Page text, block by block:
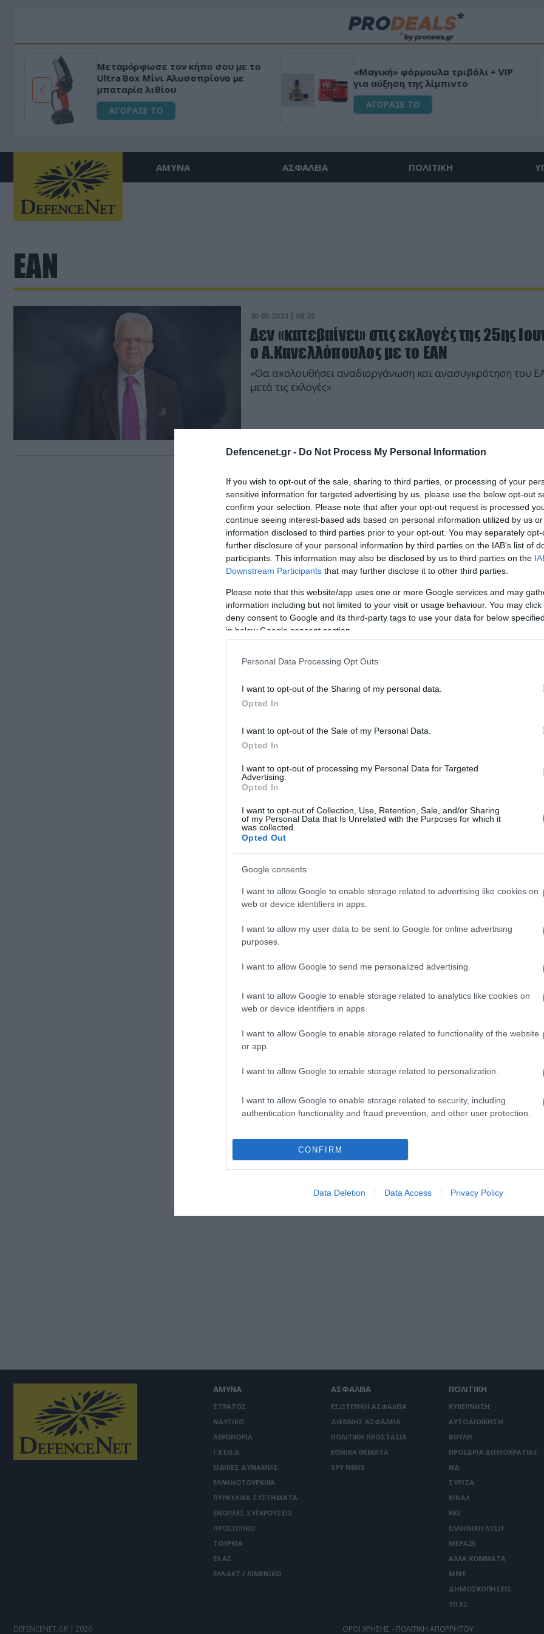
Defencenet.gr - Do Not Process My Personal Information
If you wish to opt-out of the sale, sharing to third parties, or processing of your
sensitive information for targeted advertising by us, please use the below opt-out
confirm your selection. Please note that after your opt-out request is processed
continue seeing interest-based ads based on personal information utilized by us
information disclosed to third parties prior to your opt-out. You may separately
further disclosure of your personal information by third parties on the IAB’s list of
participants. This information may also be disclosed by us to third parties on the
Downstream Participants that may further disclose it to other third parties.
Please note that this website/app uses one or more Google services and may
information including but not limited to your visit or usage behaviour. You may
deny consent to Google and its third-party tags to use your data for below
in below Google consent section.
Personal Data Processing Opt Outs
I want to opt-out of the Sharing of my personal data.
Opted In
I want to opt-out of the Sale of my Personal Data.
Opted In
I want to opt-out of processing my Personal Data for Targeted
Advertising.
Opted In
I want to opt-out of Collection, Use, Retention, Sale, and/or Sharing
of my Personal Data that Is Unrelated with the Purposes for which it
was collected.
Opted Out
Google consents
I want to allow Google to enable storage related to advertising like cookies on
web or device identifiers in apps.
I want to allow my user data to be sent to Google for online advertising
purposes.
I want to allow Google to send me personalized advertising.
I want to allow Google to enable storage related to analytics like cookies on
web or device identifiers in apps.
I want to allow Google to enable storage related to functionality of the website
or app.
I want to allow Google to enable storage related to personalization.
I want to allow Google to enable storage related to security, including
authentication functionality and fraud prevention, and other user protection.
CONFIRM
Data Deletion Data Access Privacy Policy
Μεταμόρφωσε τον κήπο σου με το
Ultra Box Μίνι Αλυσοπρίονο με
μπαταρία λιθίου
ΑΓΟΡΑΣΕ ΤΟ
«Μαγική» φόρμουλα τριβόλι + VIP
για αύξηση της λίμπιντο
ΑΓΟΡΑΣΕ ΤΟ
ΑΜΥΝΑ ΑΣΦΑΛΕΙΑ ΠΟΛΙΤΙΚΗ
ΕΑΝ
30.05.2023 | 08:25
Δεν «κατεβαίνει» στις εκλογές της 25ης
ο Α.Κανελλόπουλος με το ΕΑΝ
«Θα ακολουθήσει αναδιοργάνωση και ανασυγκρότηση του
μετά τις εκλογές»
ΑΜΥΝΑ
ΣΤΡΑΤΟΣ
ΝΑΥΤΙΚΟ
ΑΕΡΟΠΟΡΙΑ
Γ.Ε.ΕΘ.Α
ΕΙΔΙΚΕΣ ΔΥΝΑΜΕΙΣ
ΕΛΛΗΝΟΤΟΥΡΚΙΚΑ
ΠΥΡΑΥΛΙΚΑ ΣΥΣΤΗΜΑΤΑ
ΕΝΟΠΛΕΣ ΣΥΓΚΡΟΥΣΕΙΣ
ΠΡΟΣΩΠΙΚΟ
ΤΟΥΡΚΙΑ
ΕΛ.ΑΣ
ΕΛΛ.ΑΚΤ / ΛΙΜΕΝΙΚΟ
ΑΣΦΑΛΕΙΑ
ΕΣΩΤΕΡΙΚΗ ΑΣΦΑΛΕΙΑ
ΔΙΕΘΝΗΣ ΑΣΦΑΛΕΙΑ
ΠΟΛΙΤΙΚΗ ΠΡΟΣΤΑΣΙΑ
ΕΘΝΙΚΑ ΘΕΜΑΤΑ
SPY NEWS
ΠΟΛΙΤΙΚΗ
ΚΥΒΕΡΝΗΣΗ
ΑΥΤΟΔΙΟΙΚΗΣΗ
ΒΟΥΛΗ
ΠΡΟΕΔΡΙΑ ΔΗΜΟΚΡΑΤΙΑΣ
ΝΔ
ΣΥΡΙΖΑ
ΚΙΝΑΛ
ΚΚΕ
ΕΛΛΗΝΙΚΗ ΛΥΣΗ
ΜΕΡΑ25
ΑΛΛΑ ΚΟΜΜΑΤΑ
ΜΜΕ
ΔΗΜΟΣΚΟΠΗΣΕΙΣ
ΥΠ.ΕΞ.
DEFENCENET.GR | 2026 ΟΡΟΙ ΧΡΗΣΗΣ - ΠΟΛΙΤΙΚΗ ΑΠΟΡΡΗΤΟΥ